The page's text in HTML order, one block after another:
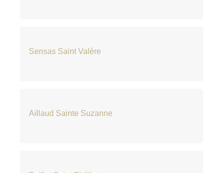
Sensas Saint Valère
Aillaud Sainte Suzanne